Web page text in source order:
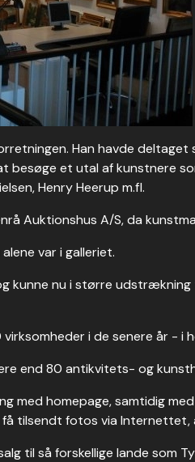
Han havde
et utal af kunstnere
Henry Heerup m.fl.
Auktionshus A/S, da
var i galleriet.
kunne nu i større
i de senere år - i
end 80 antikvitets- og
med homepage, samtidig
tilsendt fotos via Internettet,
så forskellige lande som